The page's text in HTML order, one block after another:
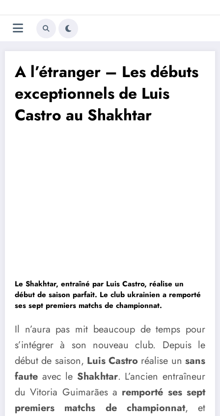
au
contenu
Trivela
L'actualité du football
A l’étranger – Les débuts
exceptionnels de Luis
Castro au Shakhtar
Le Shakhtar, entraîné par Luis Castro, réalise un
début de saison parfait. Le club ukrainien a remporté
ses sept premiers matchs de championnat.
Il n’aura pas mit beaucoup de temps pour
s’intégrer à son nouveau club. Depuis le
début de saison, Luis Castro réalise unsans
faute avec le Shakhtar. L’ancien entraîneur
du Vitoria Guimarães a remporté ses sept
premiers matchs de championnat, et